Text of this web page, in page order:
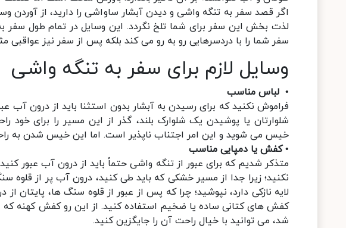
اگر قصد سفر به تنگه واشی و دیدن آبشار ساواشی را دارید، از آوردن
لذت بخش این سفر برای شما تلخ نگردد. این وسایل در تمام طول سفر
سفر شما را با دردسرهایی رو به رو می کند بلکه پس از سفر نیز عواقبی
وسایل لازم برای سفر به تنگه واشی
• لباس مناسب
فراموش نکنید که برای رسیدن به آبشار بدون استثنا باید از درون آب
شلوارتان یا پوشیدن یک شلوارک بلند، گذر از این مسیر را برای خود
خیس می شوید و این امر اجتناب ناپذیر است. اما این خیس شدن به
• کفش یا دمپایی مناسب
متذکر شدیم که برای عبور از تنگه واشی حتماً باید از درون آب عبور
نکنید؛ زیرا جدا از مسیر خشکی که باید طی کنید، درون آب پر از
لایه نازکی دارد، نپوشید؛ چرا که پس از عبور از قلوه سنگ ها، پایتان
کفش های کتانی ساده یا ضخیم استفاده کنید. از این رو کفش کهنه که
شد، می توانید با خیال راحت آن را جایگزین کنید.